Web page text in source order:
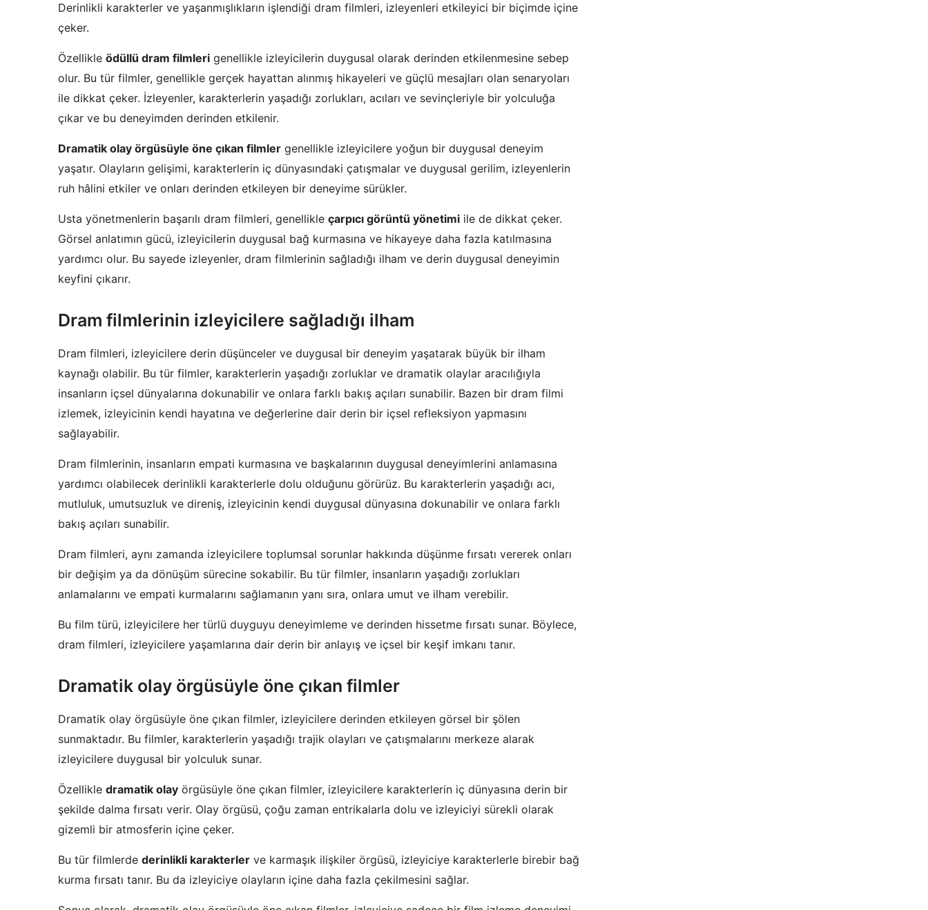
Derinlikli karakterler ve yaşanmışlıkların işlendiği dram filmleri, izleyenleri etkileyici bir biçimde içine
çeker.
Özellikle ödüllü dram filmleri genellikle izleyicilerin duygusal olarak derinden etkilenmesine sebep
olur. Bu tür filmler, genellikle gerçek hayattan alınmış hikayeleri ve güçlü mesajları olan senaryoları
ile dikkat çeker. İzleyenler, karakterlerin yaşadığı zorlukları, acıları ve sevinçleriyle bir yolculuğa
çıkar ve bu deneyimden derinden etkilenir.
Dramatik olay örgüsüyle öne çıkan filmler genellikle izleyicilere yoğun bir duygusal deneyim
yaşatır. Olayların gelişimi, karakterlerin iç dünyasındaki çatışmalar ve duygusal gerilim, izleyenlerin
ruh hâlini etkiler ve onları derinden etkileyen bir deneyime sürükler.
Usta yönetmenlerin başarılı dram filmleri, genellikle çarpıcı görüntü yönetimi ile de dikkat çeker.
Görsel anlatımın gücü, izleyicilerin duygusal bağ kurmasına ve hikayeye daha fazla katılmasına
yardımcı olur. Bu sayede izleyenler, dram filmlerinin sağladığı ilham ve derin duygusal deneyimin
keyfini çıkarır.
Dram filmlerinin izleyicilere sağladığı ilham
Dram filmleri, izleyicilere derin düşünceler ve duygusal bir deneyim yaşatarak büyük bir ilham
kaynağı olabilir. Bu tür filmler, karakterlerin yaşadığı zorluklar ve dramatik olaylar aracılığıyla
insanların içsel dünyalarına dokunabilir ve onlara farklı bakış açıları sunabilir. Bazen bir dram filmi
izlemek, izleyicinin kendi hayatına ve değerlerine dair derin bir içsel refleksiyon yapmasını
sağlayabilir.
Dram filmlerinin, insanların empati kurmasına ve başkalarının duygusal deneyimlerini anlamasına
yardımcı olabilecek derinlikli karakterlerle dolu olduğunu görürüz. Bu karakterlerin yaşadığı acı,
mutluluk, umutsuzluk ve direniş, izleyicinin kendi duygusal dünyasına dokunabilir ve onlara farklı
bakış açıları sunabilir.
Dram filmleri, aynı zamanda izleyicilere toplumsal sorunlar hakkında düşünme fırsatı vererek onları
bir değişim ya da dönüşüm sürecine sokabilir. Bu tür filmler, insanların yaşadığı zorlukları
anlamalarını ve empati kurmalarını sağlamanın yanı sıra, onlara umut ve ilham verebilir.
Bu film türü, izleyicilere her türlü duyguyu deneyimleme ve derinden hissetme fırsatı sunar. Böylece,
dram filmleri, izleyicilere yaşamlarına dair derin bir anlayış ve içsel bir keşif imkanı tanır.
Dramatik olay örgüsüyle öne çıkan filmler
Dramatik olay örgüsüyle öne çıkan filmler, izleyicilere derinden etkileyen görsel bir şölen
sunmaktadır. Bu filmler, karakterlerin yaşadığı trajik olayları ve çatışmalarını merkeze alarak
izleyicilere duygusal bir yolculuk sunar.
Özellikle dramatik olay örgüsüyle öne çıkan filmler, izleyicilere karakterlerin iç dünyasına derin bir
şekilde dalma fırsatı verir. Olay örgüsü, çoğu zaman entrikalarla dolu ve izleyiciyi sürekli olarak
gizemli bir atmosferin içine çeker.
Bu tür filmlerde derinlikli karakterler ve karmaşık ilişkiler örgüsü, izleyiciye karakterlerle birebir bağ
kurma fırsatı tanır. Bu da izleyiciye olayların içine daha fazla çekilmesini sağlar.